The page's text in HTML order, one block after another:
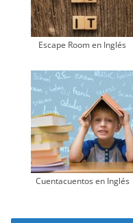
Escape Room en Inglés
Cuentacuentos en Inglés